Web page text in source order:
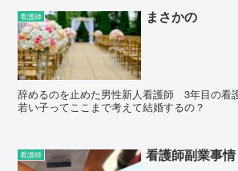
看護師 まさかの
辞めるのを止めた男性新人看護師 3年目の
若い子ってここまで考えて結婚するの？
看護師 看護師副業事情